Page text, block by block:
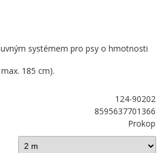
systémem pro psy o hmotnosti
185 cm).
124-90202
8595637701366
Prokop